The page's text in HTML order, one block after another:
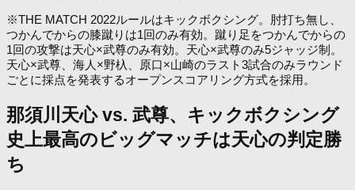
※THE MATCH 2022ルールはキックボクシング。肘打ち無し、
つかんでからの膝蹴りは1回のみ有効。蹴り足をつかんでからの
1回の攻撃は天心×武尊のみ有効。天心×武尊のみ5ジャッジ制。
天心×武尊、海人×野杁、原口×山崎のラスト3試合のみラウンド
ごとに採点を発表するオープンスコアリング方式を採用。
那須川天心 vs. 武尊、キックボクシング
史上最高のビッグマッチは天心の判定勝
ち